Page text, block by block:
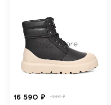
16 590 ₽ 18380 ₽